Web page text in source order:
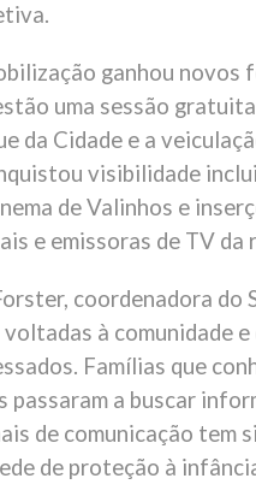
ganhou
uma sessão
da Cidade e a
visibilidade
de Valinhos e
e emissoras de TV da
coordenadora
à comunidade
Famílias que
passaram a buscar
de comunicação
de proteção à